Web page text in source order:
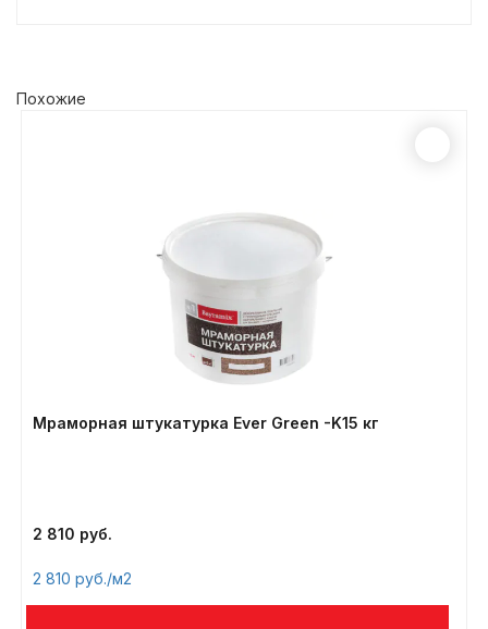
Похожие
Мраморная штукатурка Ever Green -K15 кг
2 810
2 810 /м2